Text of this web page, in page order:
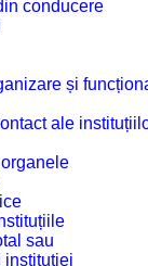
conducere
și
ale
sau
instituției